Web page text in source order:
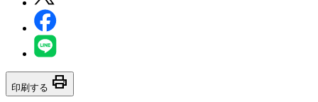
印刷する print